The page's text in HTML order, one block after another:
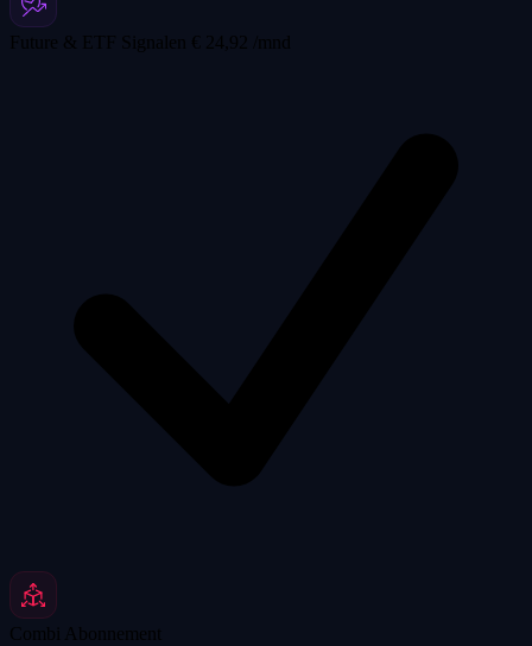
Future & ETF Signalen € 24,92 /mnd
Combi Abonnement